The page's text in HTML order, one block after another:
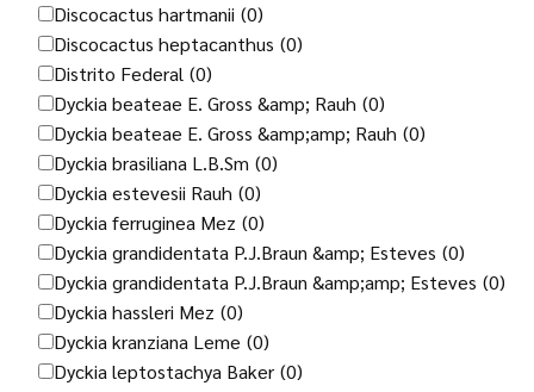
Discocactus hartmanii (0)
Discocactus heptacanthus (0)
Distrito Federal (0)
Dyckia beateae E. Gross &amp; Rauh (0)
Dyckia beateae E. Gross &amp;amp; Rauh (0)
Dyckia brasiliana L.B.Sm (0)
Dyckia estevesii Rauh (0)
Dyckia ferruginea Mez (0)
Dyckia grandidentata P.J.Braun &amp; Esteves (0)
Dyckia grandidentata P.J.Braun &amp;amp; Esteves (0)
Dyckia hassleri Mez (0)
Dyckia kranziana Leme (0)
Dyckia leptostachya Baker (0)